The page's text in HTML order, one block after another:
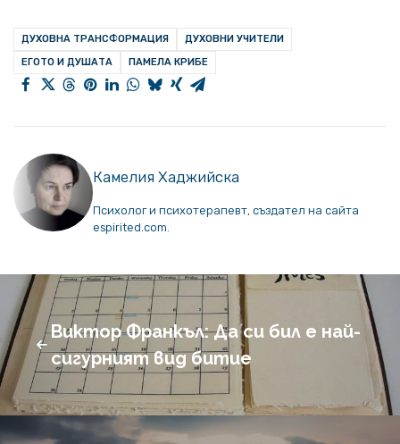
ДУХОВНА ТРАНСФОРМАЦИЯ
ДУХОВНИ УЧИТЕЛИ
ЕГОТО И ДУШАТА
ПАМЕЛА КРИБЕ
Камелия Хаджийска
Психолог и психотерапевт, създател на сайта
espirited.com.
Виктор Франкъл: Да си бил е най-
сигурният вид битие